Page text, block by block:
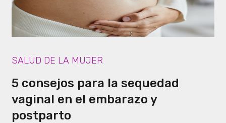
SALUD DE LA MUJER
5 consejos para la sequedad
vaginal en el embarazo y
postparto